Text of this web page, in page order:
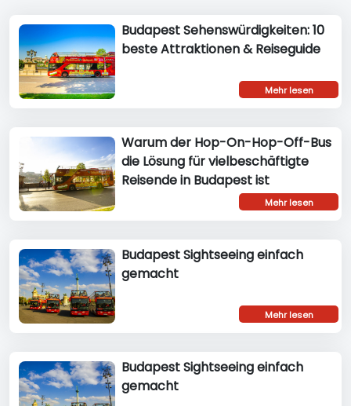
Budapest Sehenswürdigkeiten: 10
beste Attraktionen & Reiseguide
Mehr lesen
Warum der Hop-On-Hop-Off-Bus
die Lösung für vielbeschäftigte
Reisende in Budapest ist
Mehr lesen
Budapest Sightseeing einfach
gemacht
Mehr lesen
Budapest Sightseeing einfach
gemacht